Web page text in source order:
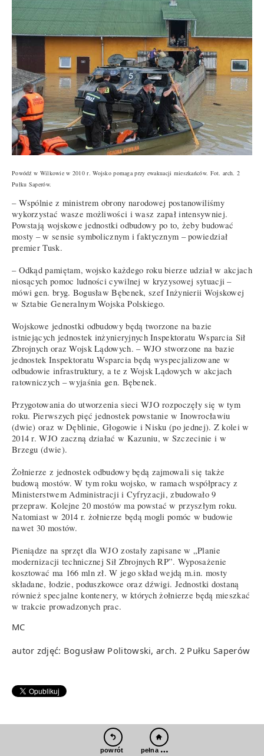
Powódź w Wilkowie w 2010 r. Wojsko pomaga przy ewakuacji mieszkańców. Fot. arch. 2
Pułku Saperów.
– Wspólnie z ministrem obrony narodowej postanowiliśmy
wykorzystać wasze możliwości i wasz zapał intensywniej.
Powstają wojskowe jednostki odbudowy po to, żeby budować
mosty – w sensie symbolicznym i faktycznym – powiedział
premier Tusk.
– Odkąd pamiętam, wojsko każdego roku bierze udział w akcjach
niosących pomoc ludności cywilnej w kryzysowej sytuacji –
mówi gen. bryg. Bogusław Bębenek, szef Inżynierii Wojskowej
w Sztabie Generalnym Wojska Polskiego.
Wojskowe jednostki odbudowy będą tworzone na bazie
istniejących jednostek inżynieryjnych Inspektoratu Wsparcia Sił
Zbrojnych oraz Wojsk Lądowych. – WJO stworzone na bazie
jednostek Inspektoratu Wsparcia będą wyspecjalizowane w
odbudowie infrastruktury, a te z Wojsk Lądowych w akcjach
ratowniczych – wyjaśnia gen. Bębenek.
Przygotowania do utworzenia sieci WJO rozpoczęły się w tym
roku. Pierwszych pięć jednostek powstanie w Inowrocławiu
(dwie) oraz w Dęblinie, Głogowie i Nisku (po jednej). Z kolei w
2014 r. WJO zaczną działać w Kazuniu, w Szczecinie i w
Brzegu (dwie).
Żołnierze z jednostek odbudowy będą zajmowali się także
budową mostów. W tym roku wojsko, w ramach współpracy z
Ministerstwem Administracji i Cyfryzacji, zbudowało 9
przepraw. Kolejne 20 mostów ma powstać w przyszłym roku.
Natomiast w 2014 r. żołnierze będą mogli pomóc w budowie
nawet 30 mostów.
Pieniądze na sprzęt dla WJO zostały zapisane w „Planie
modernizacji technicznej Sił Zbrojnych RP”. Wyposażenie
kosztować ma 166 mln zł. W jego skład wejdą m.in. mosty
składane, łodzie, poduszkowce oraz dźwigi. Jednostki dostaną
również specjalne kontenery, w których żołnierze będą mieszkać
w trakcie prowadzonych prac.
MC
autor zdjęć: Bogusław Politowski, arch. 2 Pułku Saperów
powrót pełna wersja